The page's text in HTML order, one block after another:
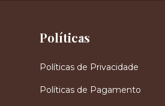
Políticas
Políticas de Privacidade
Políticas de Pagamento